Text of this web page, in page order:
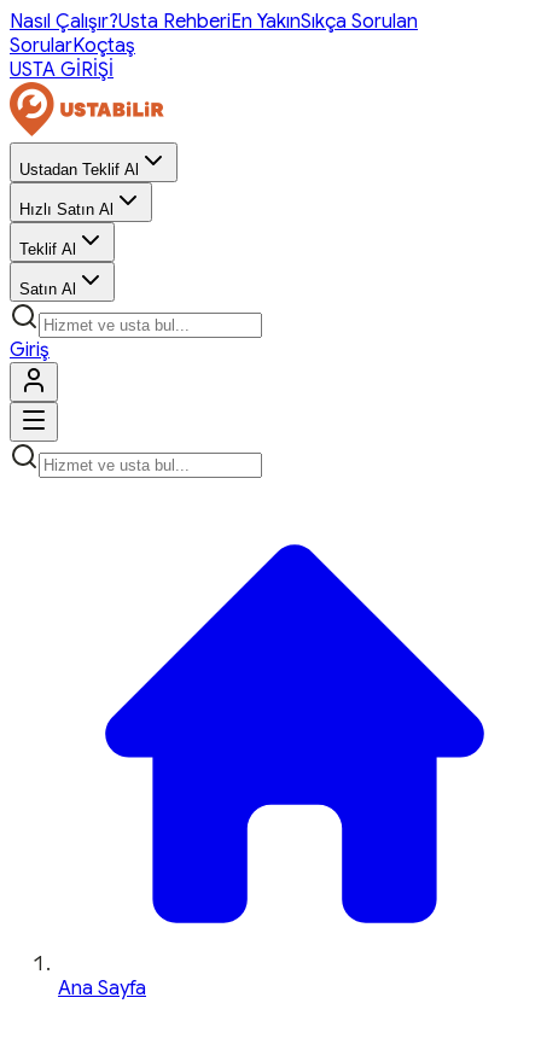
Nasıl Çalışır?Usta RehberiEn YakınSıkça Sorulan
SorularKoçtaş
USTA GİRİŞİ
Ustadan Teklif Al
Hızlı Satın Al
Teklif Al
Satın Al
Giriş
Ana Sayfa